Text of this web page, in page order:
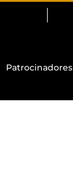
Patrocinadores